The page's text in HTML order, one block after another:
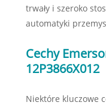
trwały i szeroko
automatyki
Cechy
12P3866X012
Niektóre kluczowe